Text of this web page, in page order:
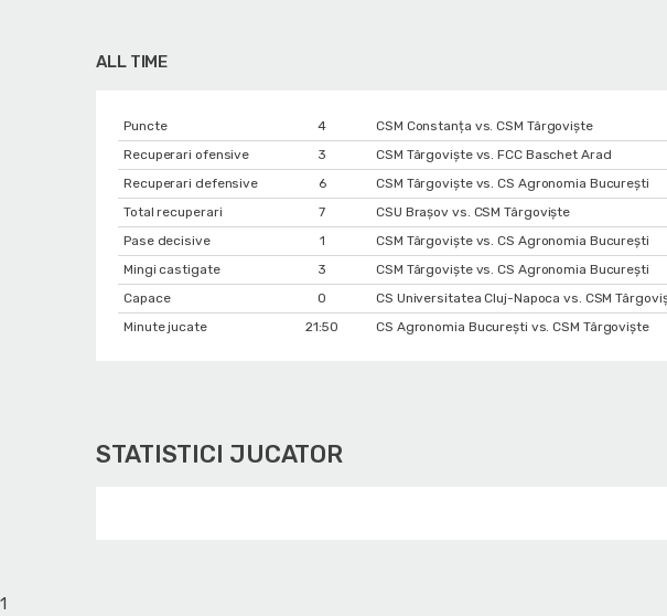
ALL TIME
Puncte 4 CSM Constanța vs. CSM Târgoviște
Recuperari ofensive
3 CSM Târgoviște vs. FCC Baschet Arad
Recuperari defensive
6 CSM Târgoviște vs. CS Agronomia București
Total recuperari
7 CSU Braşov vs. CSM Târgoviște
Pase decisive
1 CSM Târgoviște vs. CS Agronomia București
Mingi castigate
3 CSM Târgoviște vs. CS Agronomia București
Capace
0 CS Universitatea Cluj-Napoca vs. CSM
Minute jucate
21:50 CS Agronomia București vs. CSM Târgoviște
STATISTICI JUCATOR
1